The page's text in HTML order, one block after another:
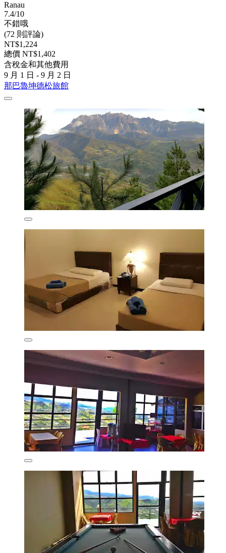
Ranau
7.4/10
不錯哦
(72 則評論)
NT$1,224
總價 NT$1,402
含稅金和其他費用
9 月 1 日 - 9 月 2 日
那巴魯坤德松旅館